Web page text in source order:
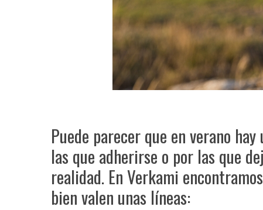
Puede parecer que en verano
las que adherirse o por las que
realidad. En Verkami
bien valen unas líneas: